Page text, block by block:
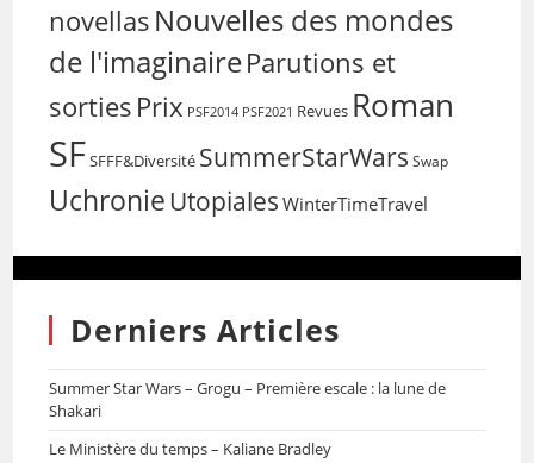
novellas Nouvelles des mondes
de l'imaginaireParutions et
sorties Prix PSF2014 PSF2021 Revues Roman
SFSFFF&Diversité SummerStarWars Swap
Uchronie Utopiales WinterTimeTravel
Derniers Articles
Summer Star Wars – Grogu – Première escale : la lune de
Shakari
Le Ministère du temps – Kaliane Bradley